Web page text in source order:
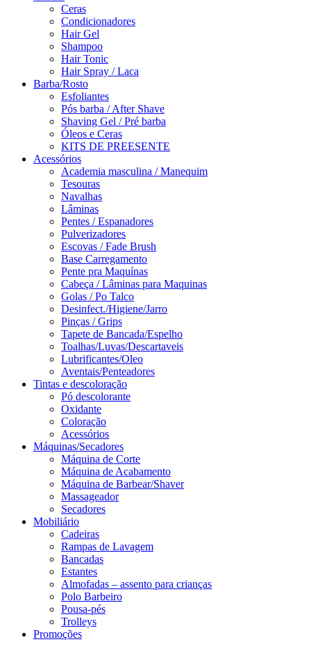
Ceras
Condicionadores
Hair Gel
Shampoo
Hair Tonic
Hair Spray / Laca
Barba/Rosto
Esfoliantes
Pós barba / After Shave
Shaving Gel / Pré barba
Óleos e Ceras
KITS DE PREESENTE
Acessórios
Academia masculina / Manequim
Tesouras
Navalhas
Lâminas
Pentes / Espanadores
Pulverizadores
Escovas / Fade Brush
Base Carregamento
Pente pra Maquínas
Cabeça / Lâminas para Maquinas
Golas / Po Talco
Desinfect./Higiene/Jarro
Pinças / Grips
Tapete de Bancada/Espelho
Toalhas/Luvas/Descartaveis
Lubrificantes/Oleo
Aventais/Penteadores
Tintas e descoloração
Pó descolorante
Oxidante
Coloração
Acessórios
Máquinas/Secadores
Máquina de Corte
Máquina de Acabamento
Máquina de Barbear/Shaver
Massageador
Secadores
Mobiliário
Cadeiras
Rampas de Lavagem
Bancadas
Estantes
Almofadas – assento para crianças
Polo Barbeiro
Pousa-pés
Trolleys
Promoções